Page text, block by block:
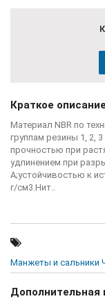
Краткое
Материал NBR по
группам резины 1, 2,
прочностью при
удлинением при
А;устойчивостью к
г/см3.Нит..
Манжеты и сальники
Дополнительная